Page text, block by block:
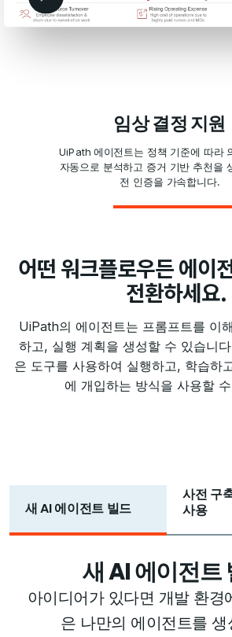
임상 결정 지원
UiPath 에이전트는 정책 기준에 따라
자동으로 분석하고 증거 기반 추천을
전 인증을 가속합니다.
어떤 워크플로우든 에이
전환하세요.
UiPath의 에이전트는 프롬프트를 이
하고, 실행 계획을 생성할 수 있습니
은 도구를 사용하여 실행하고, 학습하
에 개입하는 방식을 사용할
새 AI 에이전트 빌드
사전 구
사용
새 AI 에이전트
아이디어가 있다면 개발 환경
은 나만의 에이전트를 생